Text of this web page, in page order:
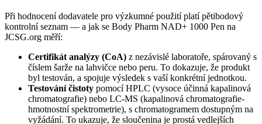
Při hodnocení dodavatele pro výzkumné použití platí pětibodový
kontrolní seznam — a jak se Body Pharm NAD+ 1000 Pen na
JCSG.org měří:
Certifikát analýzy (CoA) z nezávislé laboratoře, spárovaný s
číslem šarže na lahvičce nebo peru. To dokazuje, že produkt
byl testován, a spojuje výsledek s vaší konkrétní jednotkou.
Testování čistoty pomocí HPLC (vysoce účinná kapalinová
chromatografie) nebo LC-MS (kapalinová chromatografie-
hmotnostní spektrometrie), s chromatogramem dostupným na
vyžádání. To ukazuje, že sloučenina je prostá vedlejších